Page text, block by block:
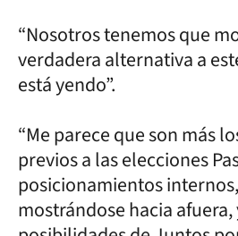
“Nosotros tenemos que
verdadera alternativa a
está yendo”.
“Me parece que son más
previos a las elecciones
posicionamientos
mostrándose hacia